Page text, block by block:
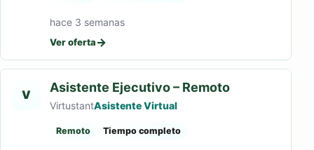
hace 3 semanas
Ver oferta→
V Asistente Ejecutivo – Remoto
VirtustantAsistente Virtual
Remoto Tiempo completo